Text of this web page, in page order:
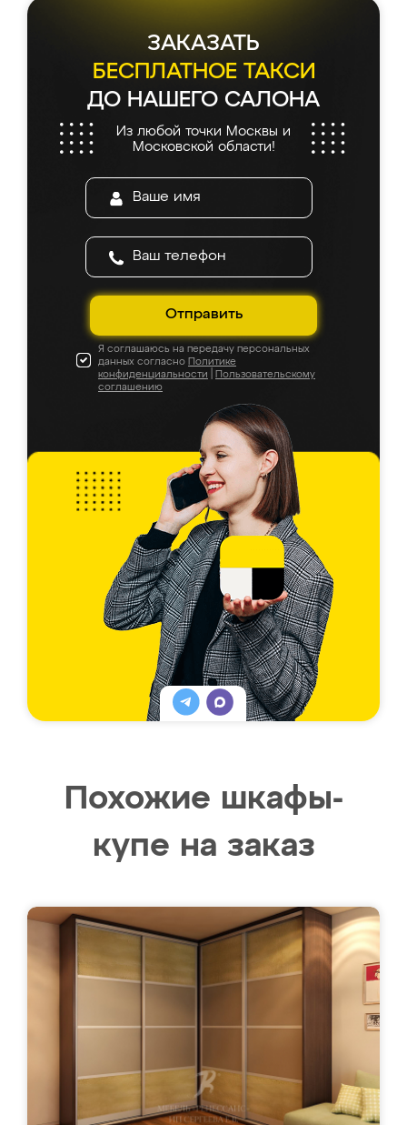
ЗАКАЗАТЬ
БЕСПЛАТНОЕ ТАКСИ
ДО НАШЕГО САЛОНА
Из любой точки Москвы и
Московской области!
Отправить
Я соглашаюсь на передачу персональных
данных согласно Политике
конфиденциальности
Пользовательскому
соглашению
Похожие шкафы-
купе на заказ